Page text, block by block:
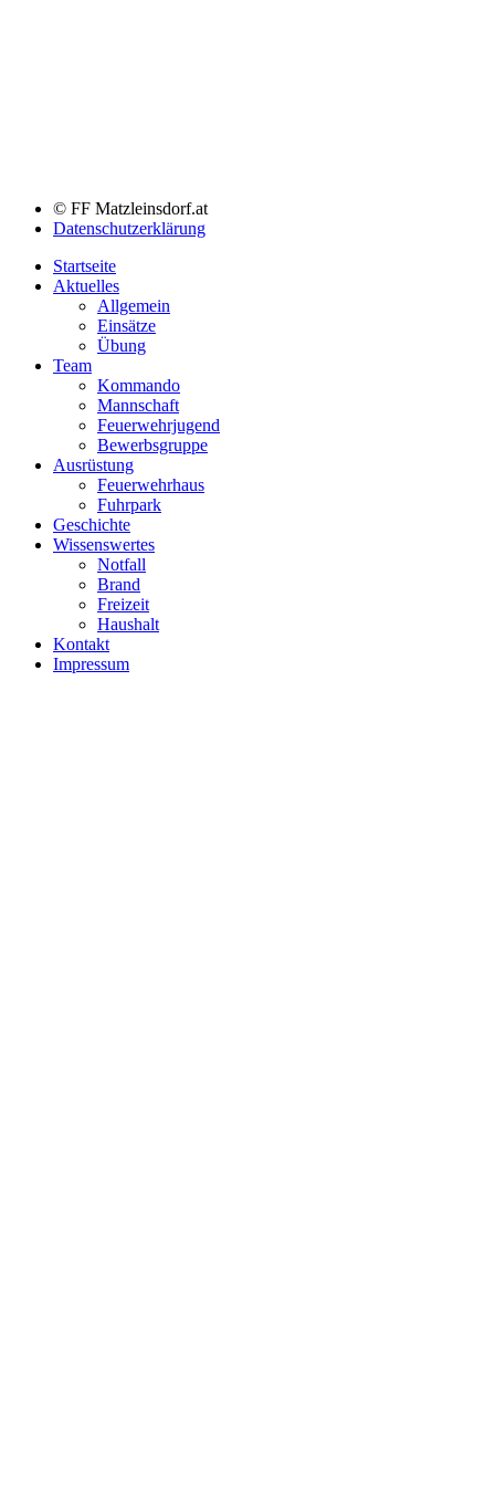
© FF Matzleinsdorf.at
Datenschutzerklärung
Startseite
Aktuelles
Allgemein
Einsätze
Übung
Team
Kommando
Mannschaft
Feuerwehrjugend
Bewerbsgruppe
Ausrüstung
Feuerwehrhaus
Fuhrpark
Geschichte
Wissenswertes
Notfall
Brand
Freizeit
Haushalt
Kontakt
Impressum